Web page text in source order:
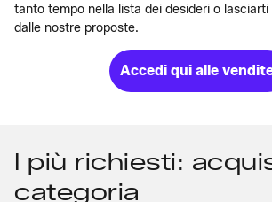
tanto tempo nella lista dei desideri o
dalle nostre proposte.
Accedi qui alle
I più richiesti:
categoria